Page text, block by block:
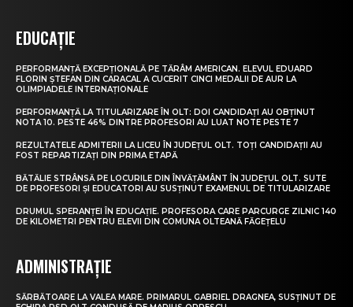
EDUCAȚIE
PERFORMANȚĂ EXCEPȚIONALĂ PE TĂRÂM AMERICAN. ELEVUL EDUARD
FLORIN ȘTEFAN DIN CARACAL A CUCERIT CINCI MEDALII DE AUR LA
OLIMPIADELE INTERNAȚIONALE
PERFORMANȚĂ LA TITULARIZARE ÎN OLT: DOI CANDIDAȚI AU OBȚINUT
NOTA 10. PESTE 46% DINTRE PROFESORI AU LUAT NOTE PESTE 7
REZULTATELE ADMITERII LA LICEU ÎN JUDEȚUL OLT. TOȚI CANDIDAȚII AU
FOST REPARTIZAȚI DIN PRIMA ETAPĂ
BĂTĂLIE STRÂNSĂ PE LOCURILE DIN ÎNVĂȚĂMÂNT ÎN JUDEȚUL OLT. SUTE
DE PROFESORI ȘI EDUCATORI AU SUSȚINUT EXAMENUL DE TITULARIZARE
DRUMUL SPERANȚEI ÎN EDUCAȚIE. PROFESORA CARE PARCURGE ZILNIC 140
DE KILOMETRI PENTRU ELEVII DIN COMUNA OLTEANĂ FĂGEȚELU
ADMINISTRAȚIE
SĂRBĂTOARE LA VALEA MARE. PRIMARUL GABRIEL DRAGNEA, SUSȚINUT DE